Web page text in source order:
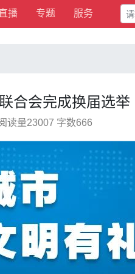
播 专题 服务
合会完成换届选举
读量23007 字数666